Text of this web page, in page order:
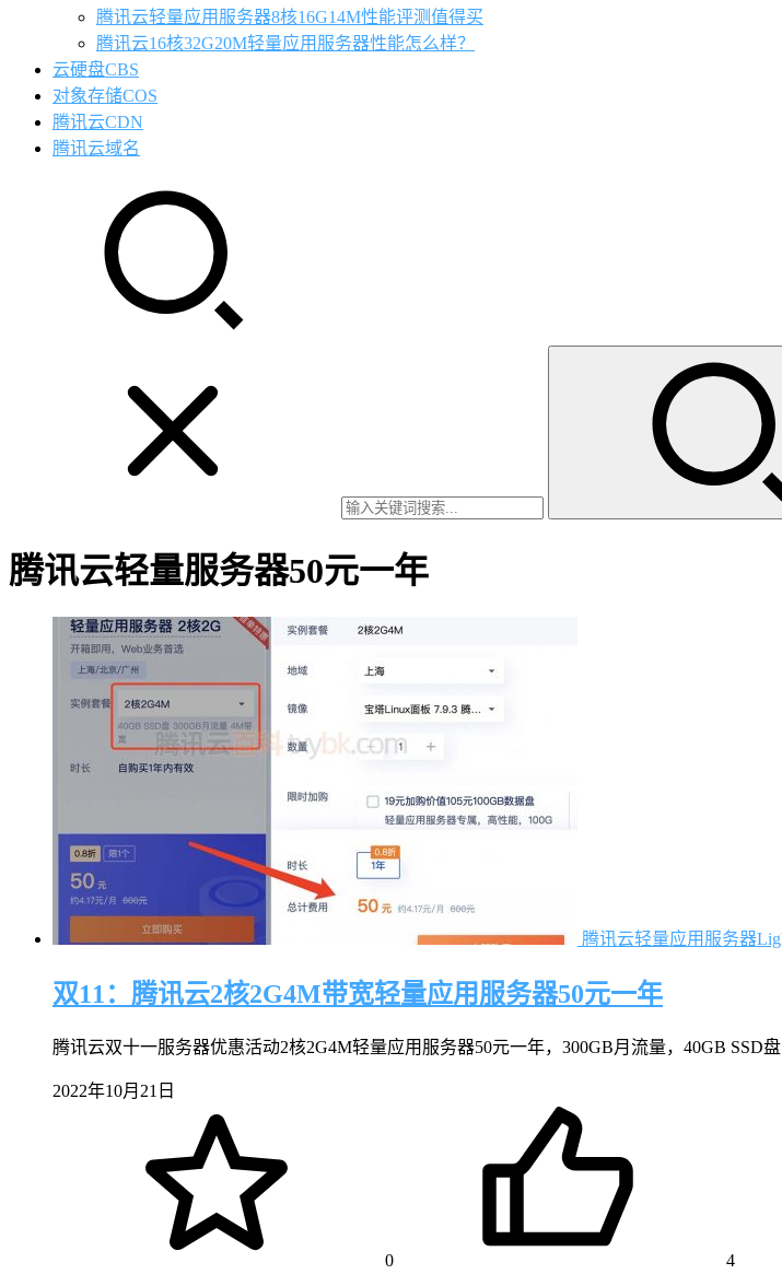
腾讯云轻量应用服务器8核16G14M性能评测值得买
腾讯云16核32G20M轻量应用服务器性能怎么样？
云硬盘CBS
对象存储COS
腾讯云CDN
腾讯云域名
腾讯云轻量服务器50元一年
腾讯云轻量应用服务器
双11：腾讯云2核2G4M带宽轻量应用服务器50元一年
腾讯云双十一服务器优惠活动2核2G4M轻量应用服务器50元一年，300GB月流量，40GB
2022年10月21日
0 4